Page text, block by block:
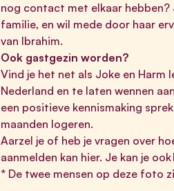
nog contact met elkaar hebben?
familie, en wil mede door haar
van Ibrahim.
Ook gastgezin worden?
Vind je het net als Joke en Harm
Nederland en te laten wennen
een positieve kennismaking
maanden logeren.
Aarzel je of heb je vragen over
aanmelden kan hier. Je kan je ook
* De twee mensen op deze foto